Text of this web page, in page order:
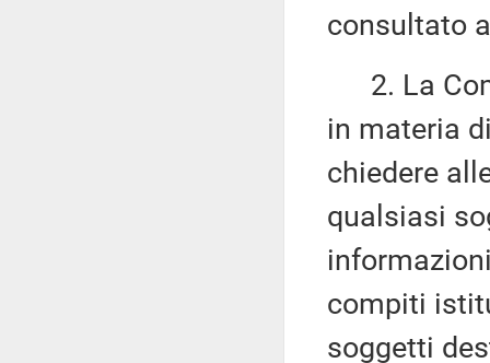
consultato
2. La
in materia
chiedere
qualsiasi
compiti
soggetti